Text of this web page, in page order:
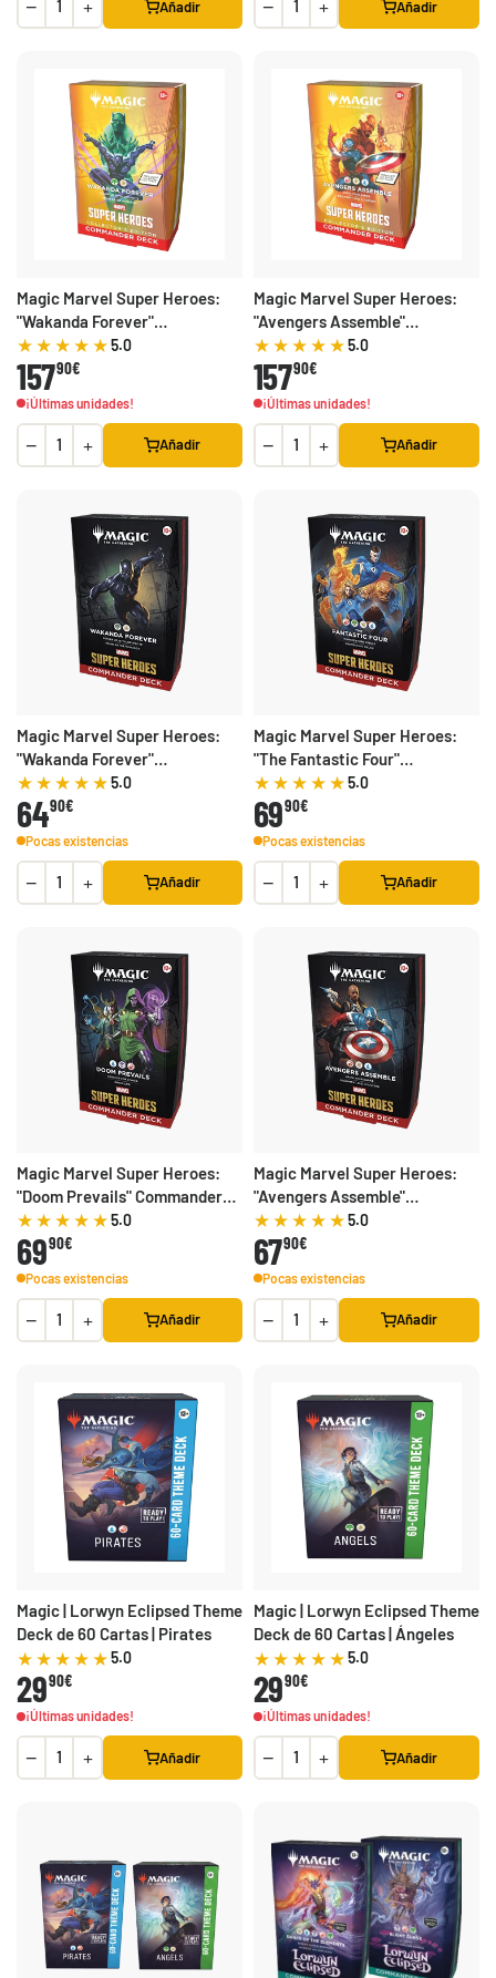
− + Añadir − + Añadir
Magic Marvel Super Heroes:
"Wakanda Forever"
Commander Deck Collector's
Edition
5.0
15790€
¡Últimas unidades!
− + Añadir
Magic Marvel Super Heroes:
"Avengers Assemble"
Commander Deck Collector's
Edition
5.0
15790€
¡Últimas unidades!
− + Añadir
Magic Marvel Super Heroes:
"Wakanda Forever"
Commander Deck
5.0
6490€
Pocas existencias
− + Añadir
Magic Marvel Super Heroes:
"The Fantastic Four"
Commander Deck
5.0
6990€
Pocas existencias
− + Añadir
Magic Marvel Super Heroes:
"Doom Prevails" Commander
Deck
5.0
6990€
Pocas existencias
− + Añadir
Magic Marvel Super Heroes:
"Avengers Assemble"
Commander Deck
5.0
6790€
Pocas existencias
− + Añadir
Magic | Lorwyn Eclipsed Theme
Deck de 60 Cartas | Pirates
5.0
2990€
¡Últimas unidades!
− + Añadir
Magic | Lorwyn Eclipsed Theme
Deck de 60 Cartas | Ángeles
5.0
2990€
¡Últimas unidades!
− + Añadir